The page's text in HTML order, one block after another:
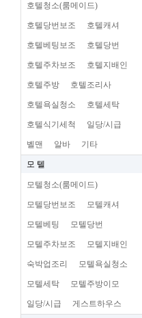
호텔청소(룸메이드)
호텔당번보조 호텔캐셔
호텔베팅보조 호텔당번
호텔주차보조 호텔지배인
호텔주방 호텔조리사
호텔욕실청소 호텔세탁
호텔식기세척 일당/시급
벨맨 알바 기타
모 텔
모텔청소(룸메이드)
모텔당번보조 모텔캐셔
모텔베팅 모텔당번
모텔주차보조 모텔지배인
숙박업조리 모텔욕실청소
모텔세탁 모텔주방이모
일당/시급 게스트하우스